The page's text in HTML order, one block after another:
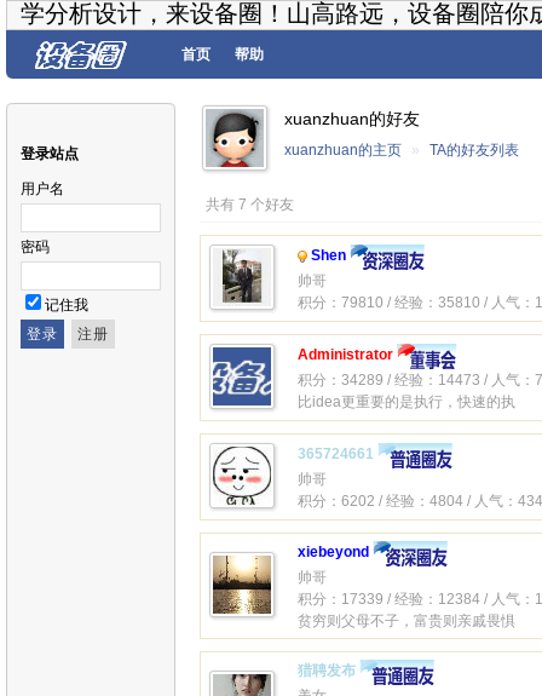
学分析设计，来设备圈！山高路远，设备圈陪你
首页 帮助
登录站点
用户名
密码
记住我
xuanzhuan的好友
xuanzhuan的主页 » TA的好友列表
共有 7 个好友
Shen
帅哥
积分：79810 / 经验：35810 / 人气：
Administrator
积分：34289 / 经验：14473 / 人气：
比idea更重要的是执行，快速的执
365724661
帅哥
积分：6202 / 经验：4804 / 人气：
xiebeyond
帅哥
积分：17339 / 经验：12384 / 人气：
贫穷则父母不子，富贵则亲戚畏惧
猎聘发布